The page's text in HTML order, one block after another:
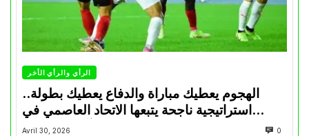
الرأي والرأي الأخر
الهجوم يعطيك مباراة والدفاع يعطيك بطولة..
استراتيجية ناجحة يتبعها الاتحاد العاصمي في
تتويجاته آخر السنوات
Avril 30, 2026 0